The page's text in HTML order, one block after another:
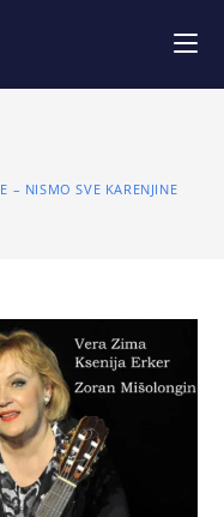
– NISMO SVE KARENJINE